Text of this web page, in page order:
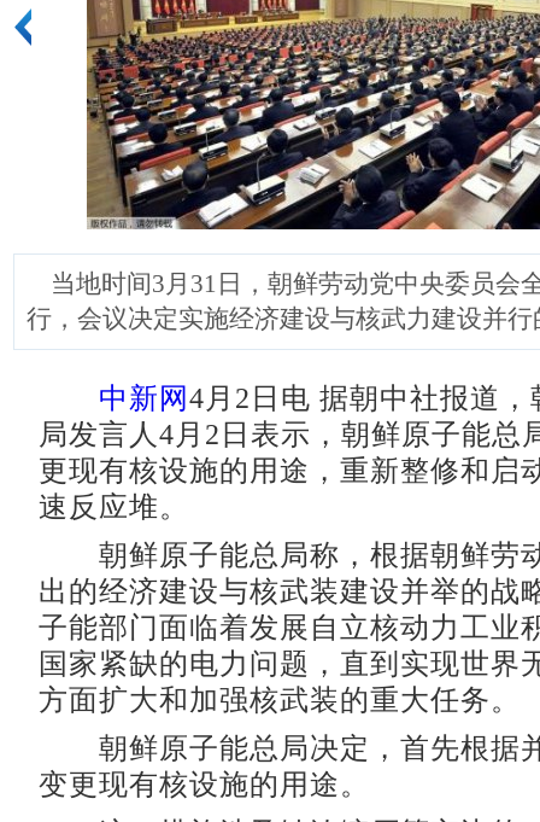
当地时间3月31日，朝鲜劳动党中央委员会
行，会议决定实施经济建设与核武力建设并
中新网 4月2日电 据朝中社报道
局发言人4月2日表示，朝鲜原子能总
更现有核设施的用途，重新整修和启
速反应堆。
朝鲜原子能总局称，根据朝鲜劳
出的经济建设与核武装建设并举的战
子能部门面临着发展自立核动力工业
国家紧缺的电力问题，直到实现世界
方面扩大和加强核武装的重大任务。
朝鲜原子能总局决定，首先根据
变更现有核设施的用途。